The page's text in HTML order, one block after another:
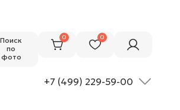
Поиск
по
фото
0 0
+7 (499) 229-59-00